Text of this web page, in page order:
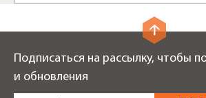
Подписаться на рассылку, чтобы
и обновления